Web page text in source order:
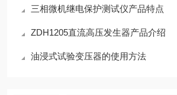
三相微机继电保护测试仪产品特点
ZDH1205直流高压发生器产品介绍
油浸式试验变压器的使用方法